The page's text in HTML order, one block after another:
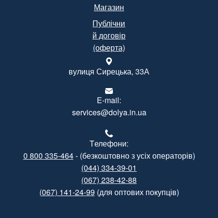
Магазин
Публічни
й договір
(оферта)
вулиця Сирецька, 33А
E-mail:
services@dolya.in.ua
Tелефони:
0 800 335-464- (безкоштовно з усіх операторів)
(044) 334-39-01
(067) 238-42-88
(067) 141-24-99 (для оптових покупців)